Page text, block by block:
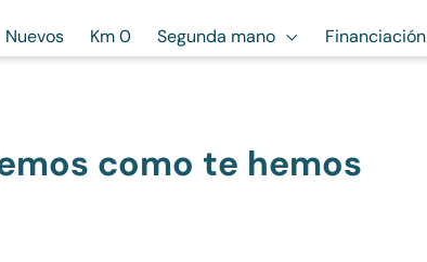
Nuevos Km 0 Segunda mano Financiación
como te hemos